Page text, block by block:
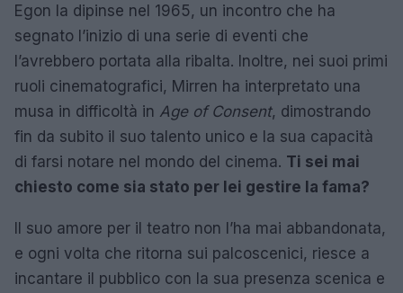
Egon la dipinse nel 1965, un incontro che ha
segnato l’inizio di una serie di eventi che
l’avrebbero portata alla ribalta. Inoltre, nei suoi primi
ruoli cinematografici, Mirren ha interpretato una
musa in difficoltà in Age of Consent, dimostrando
fin da subito il suo talento unico e la sua capacità
di farsi notare nel mondo del cinema. Ti sei mai
chiesto come sia stato per lei gestire la fama?
Il suo amore per il teatro non l’ha mai abbandonata,
e ogni volta che ritorna sui palcoscenici, riesce a
incantare il pubblico con la sua presenza scenica e